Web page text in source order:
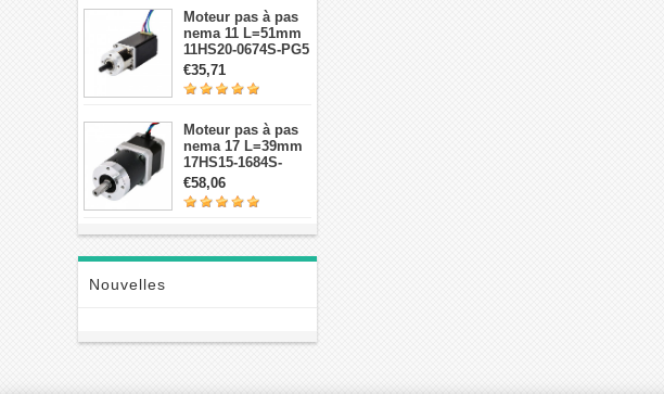
Moteur pas à pas
nema 11 L=51mm
11HS20-0674S-PG5
avec 5:1
réducteurs
planétaires
€35,71
Moteur pas à pas
nema 17 L=39mm
17HS15-1684S-
HG30 avec 14:1
réducteur
planétaire de haute
€58,06
Nouvelles